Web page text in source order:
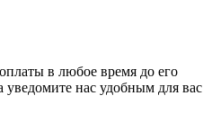
в любое время до его
уведомите нас удобным для вас